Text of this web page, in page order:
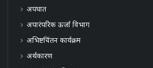
अपघात
अपारंपरिक ऊर्जा विभाग
अभिष्टचिंतन कार्यक्रम
अर्थकारण